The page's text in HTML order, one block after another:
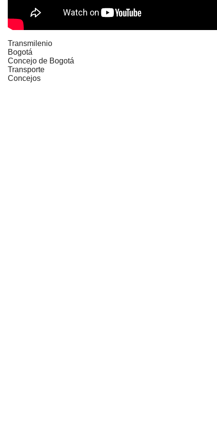
Transmilenio
Bogotá
Concejo de Bogotá
Transporte
Concejos